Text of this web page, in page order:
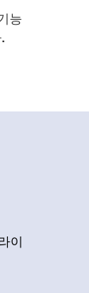
능
이